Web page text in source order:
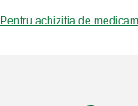
Pentru achizitia de